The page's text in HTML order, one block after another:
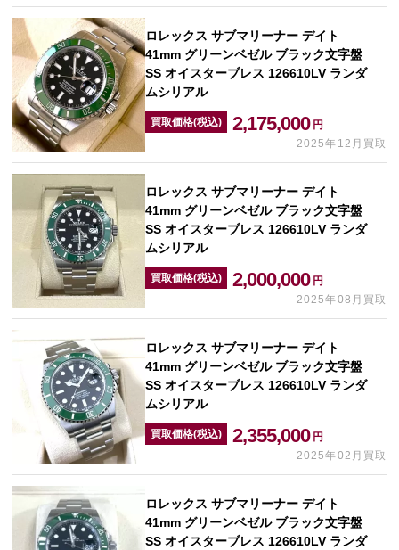
ロレックス サブマリーナー デイト
41mm グリーンベゼル ブラック文字盤
SS オイスターブレス 126610LV ランダ
ムシリアル
買取価格(税込) 2,175,000 円
2025年12月買取
ロレックス サブマリーナー デイト
41mm グリーンベゼル ブラック文字盤
SS オイスターブレス 126610LV ランダ
ムシリアル
買取価格(税込) 2,000,000 円
2025年08月買取
ロレックス サブマリーナー デイト
41mm グリーンベゼル ブラック文字盤
SS オイスターブレス 126610LV ランダ
ムシリアル
買取価格(税込) 2,355,000 円
2025年02月買取
ロレックス サブマリーナー デイト
41mm グリーンベゼル ブラック文字盤
SS オイスターブレス 126610LV ランダ